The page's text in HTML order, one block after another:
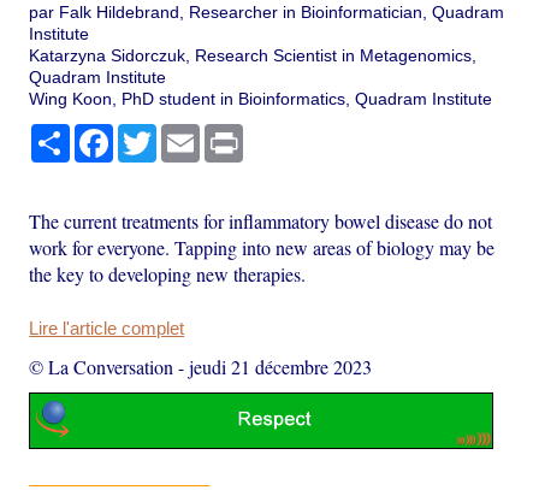
par Falk Hildebrand, Researcher in Bioinformatician, Quadram
Institute
Katarzyna Sidorczuk, Research Scientist in Metagenomics,
Quadram Institute
Wing Koon, PhD student in Bioinformatics, Quadram Institute
PartagerFacebook
TwitterEmail
The current treatments for inflammatory bowel disease do not
work for everyone. Tapping into new areas of biology may be
the key to developing new therapies.
Lire l'article complet
© La Conversation -jeudi 21 décembre 2023